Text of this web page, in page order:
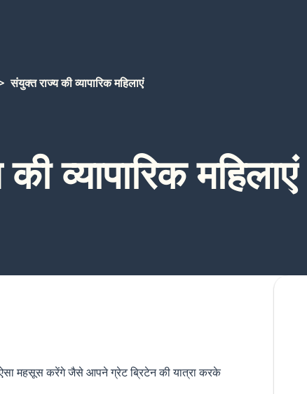
संयुक्त राज्य की व्यापारिक महिलाएं
व्यापारिक महिलाएं
महसूस करेंगे जैसे आपने ग्रेट ब्रिटेन की यात्रा करके